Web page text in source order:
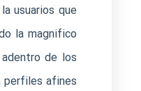
usuarios que
la magnifico
de los
afines.